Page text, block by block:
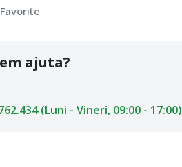
ajuta?
(Luni - Vineri, 09:00 - 17:00)